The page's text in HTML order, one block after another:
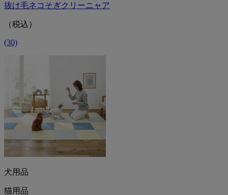
抜け毛ネコそぎクリーニャア
（税込）
(30)
犬用品
猫用品